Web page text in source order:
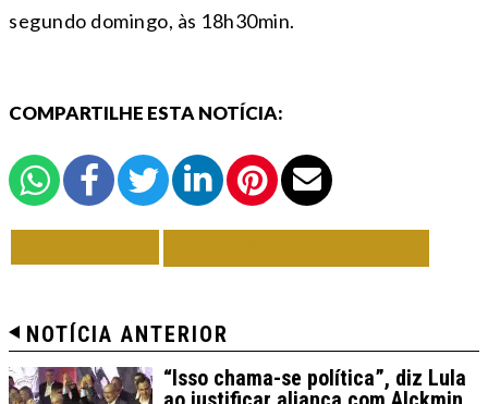
segundo domingo, às 18h30min.
COMPARTILHE ESTA NOTÍCIA:
NOTÍCIA ANTERIOR
“Isso chama-se política”, diz Lula